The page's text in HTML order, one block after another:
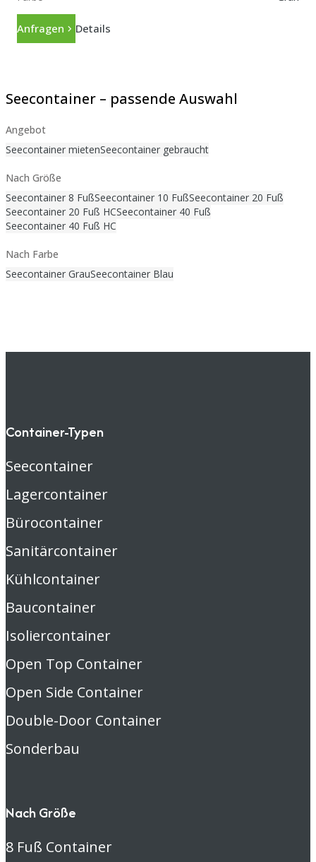
Anfragen Details
Seecontainer – passende Auswahl
Angebot
Seecontainer mietenSeecontainer gebraucht
Nach Größe
Seecontainer 8 FußSeecontainer 10 FußSeecontainer 20 Fuß
Seecontainer 20 Fuß HCSeecontainer 40 Fuß
Seecontainer 40 Fuß HC
Nach Farbe
Seecontainer GrauSeecontainer Blau
Container-Typen
Seecontainer
Lagercontainer
Bürocontainer
Sanitärcontainer
Kühlcontainer
Baucontainer
Isoliercontainer
Open Top Container
Open Side Container
Double-Door Container
Sonderbau
Nach Größe
8 Fuß Container